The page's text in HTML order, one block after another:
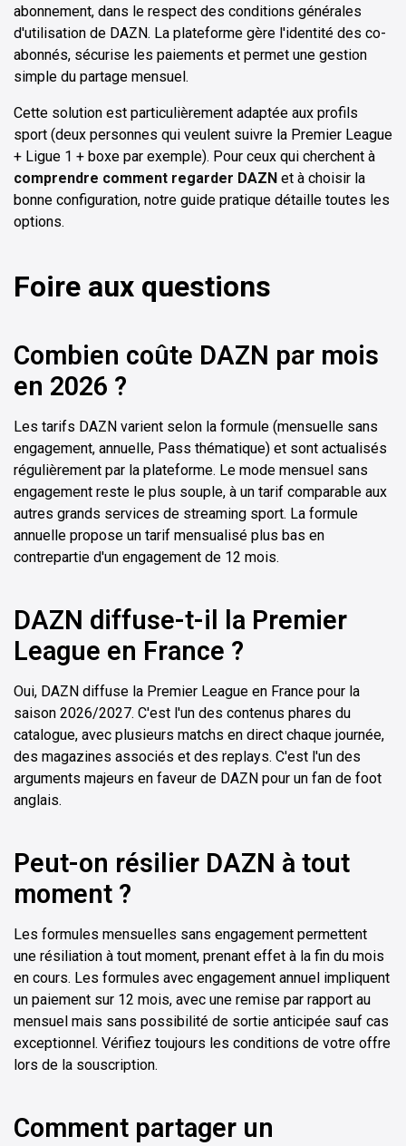
abonnement, dans le respect des conditions générales
d'utilisation de DAZN. La plateforme gère l'identité des co-
abonnés, sécurise les paiements et permet une gestion
simple du partage mensuel.
Cette solution est particulièrement adaptée aux profils
sport (deux personnes qui veulent suivre la Premier League
+ Ligue 1 + boxe par exemple). Pour ceux qui cherchent à
comprendre comment regarder DAZN et à choisir la
bonne configuration, notre guide pratique détaille toutes les
options.
Foire aux questions
Combien coûte DAZN par mois
en 2026 ?
Les tarifs DAZN varient selon la formule (mensuelle sans
engagement, annuelle, Pass thématique) et sont actualisés
régulièrement par la plateforme. Le mode mensuel sans
engagement reste le plus souple, à un tarif comparable aux
autres grands services de streaming sport. La formule
annuelle propose un tarif mensualisé plus bas en
contrepartie d'un engagement de 12 mois.
DAZN diffuse-t-il la Premier
League en France ?
Oui, DAZN diffuse la Premier League en France pour la
saison 2026/2027. C'est l'un des contenus phares du
catalogue, avec plusieurs matchs en direct chaque journée,
des magazines associés et des replays. C'est l'un des
arguments majeurs en faveur de DAZN pour un fan de foot
anglais.
Peut-on résilier DAZN à tout
moment ?
Les formules mensuelles sans engagement permettent
une résiliation à tout moment, prenant effet à la fin du mois
en cours. Les formules avec engagement annuel impliquent
un paiement sur 12 mois, avec une remise par rapport au
mensuel mais sans possibilité de sortie anticipée sauf cas
exceptionnel. Vérifiez toujours les conditions de votre offre
lors de la souscription.
Comment partager un